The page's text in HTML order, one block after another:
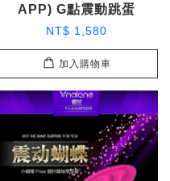
APP) G點震動跳蛋
NT$ 1,580
加入購物車